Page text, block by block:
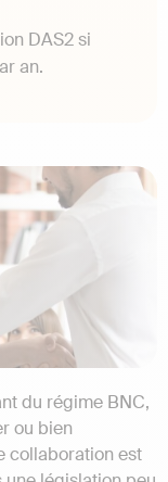
DAS2 si
an.
du régime BNC,
ou bien
collaboration est